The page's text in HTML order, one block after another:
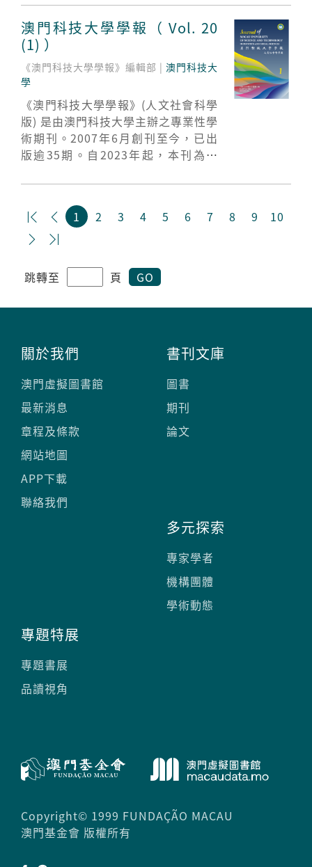
譯、歷史研究等。現為中文社會科學
引文索引（CSSCI）來源期刊、“全
國高校權威社科期刊”、全國高校人
文社科核心期刊。
澳門科技大學學報（ Vol. 20
(1) ）
《澳門科技大學學報》編輯部 | 澳門科技大
學
《澳門科技大學學報》(人文社會科學
版) 是由澳門科技大學主辦之專業性學
術期刊。2007年6月創刊至今，已出
版逾35期。自2023年起，本刊為季
月出版；自2025年起，本刊下設「人
文社會科學版」，主要刊登包括人文
社會科學、管理與經濟學、法學、語
言學、國際中文教育研究，以及教育
  1 2 3 4 5 6 7 8 9 10
 
跳轉至 頁 GO
關於我們
澳門虛擬圖書館
最新消息
章程及條款
網站地圖
APP下載
聯絡我們
書刊文庫
圖書
期刊
論文
多元探索
專家學者
機構團體
學術動態
專題特展
專題書展
品讀視角

Copyright© 1999 FUNDAÇÃO MACAU
澳門基金會 版權所有